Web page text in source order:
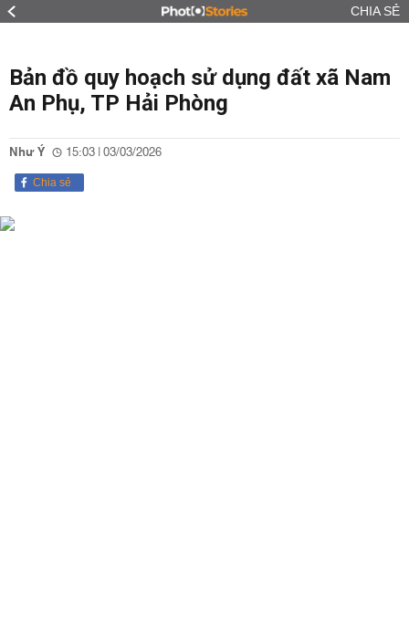
CHIA SẺ
Bản đồ quy hoạch sử dụng đất xã Nam
An Phụ, TP Hải Phòng
Như Ý 15:03 | 03/03/2026
Chia sẻ